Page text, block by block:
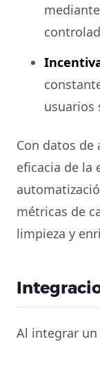
usuarios
Con datos
eficacia de la
métricas de
limpieza y
Al integrar un